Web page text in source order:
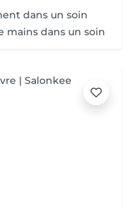
dans un soin
mains dans un soin